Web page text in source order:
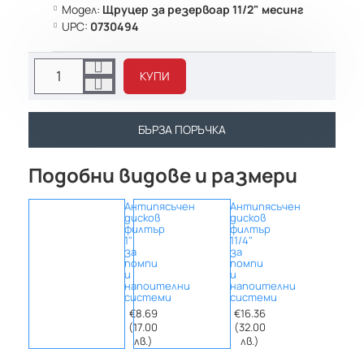
Модел: Щруцер за резервоар 11/2" месинг
UPC: 0730494
КУПИ
БЪРЗА ПОРЪЧКА
Подобни видове и размери
Антипясъчен
дисков
филтър
1"
за
помпи
и
напоителни
системи
€8.69
(17.00
лв.)
Антипясъчен
дисков
филтър
11/4"
за
помпи
и
напоителни
системи
€16.36
(32.00
лв.)